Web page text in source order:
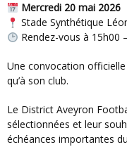
Mercredi 20 mai 2026
Stade Synthétique
Rendez-vous à 15h00
Une convocation officielle a été adressée à chaque joueuse ainsi
qu’à son club.
Le District Aveyron Football félicite l’ensemble des joueuses
sélectionnées et leur
échéances importantes